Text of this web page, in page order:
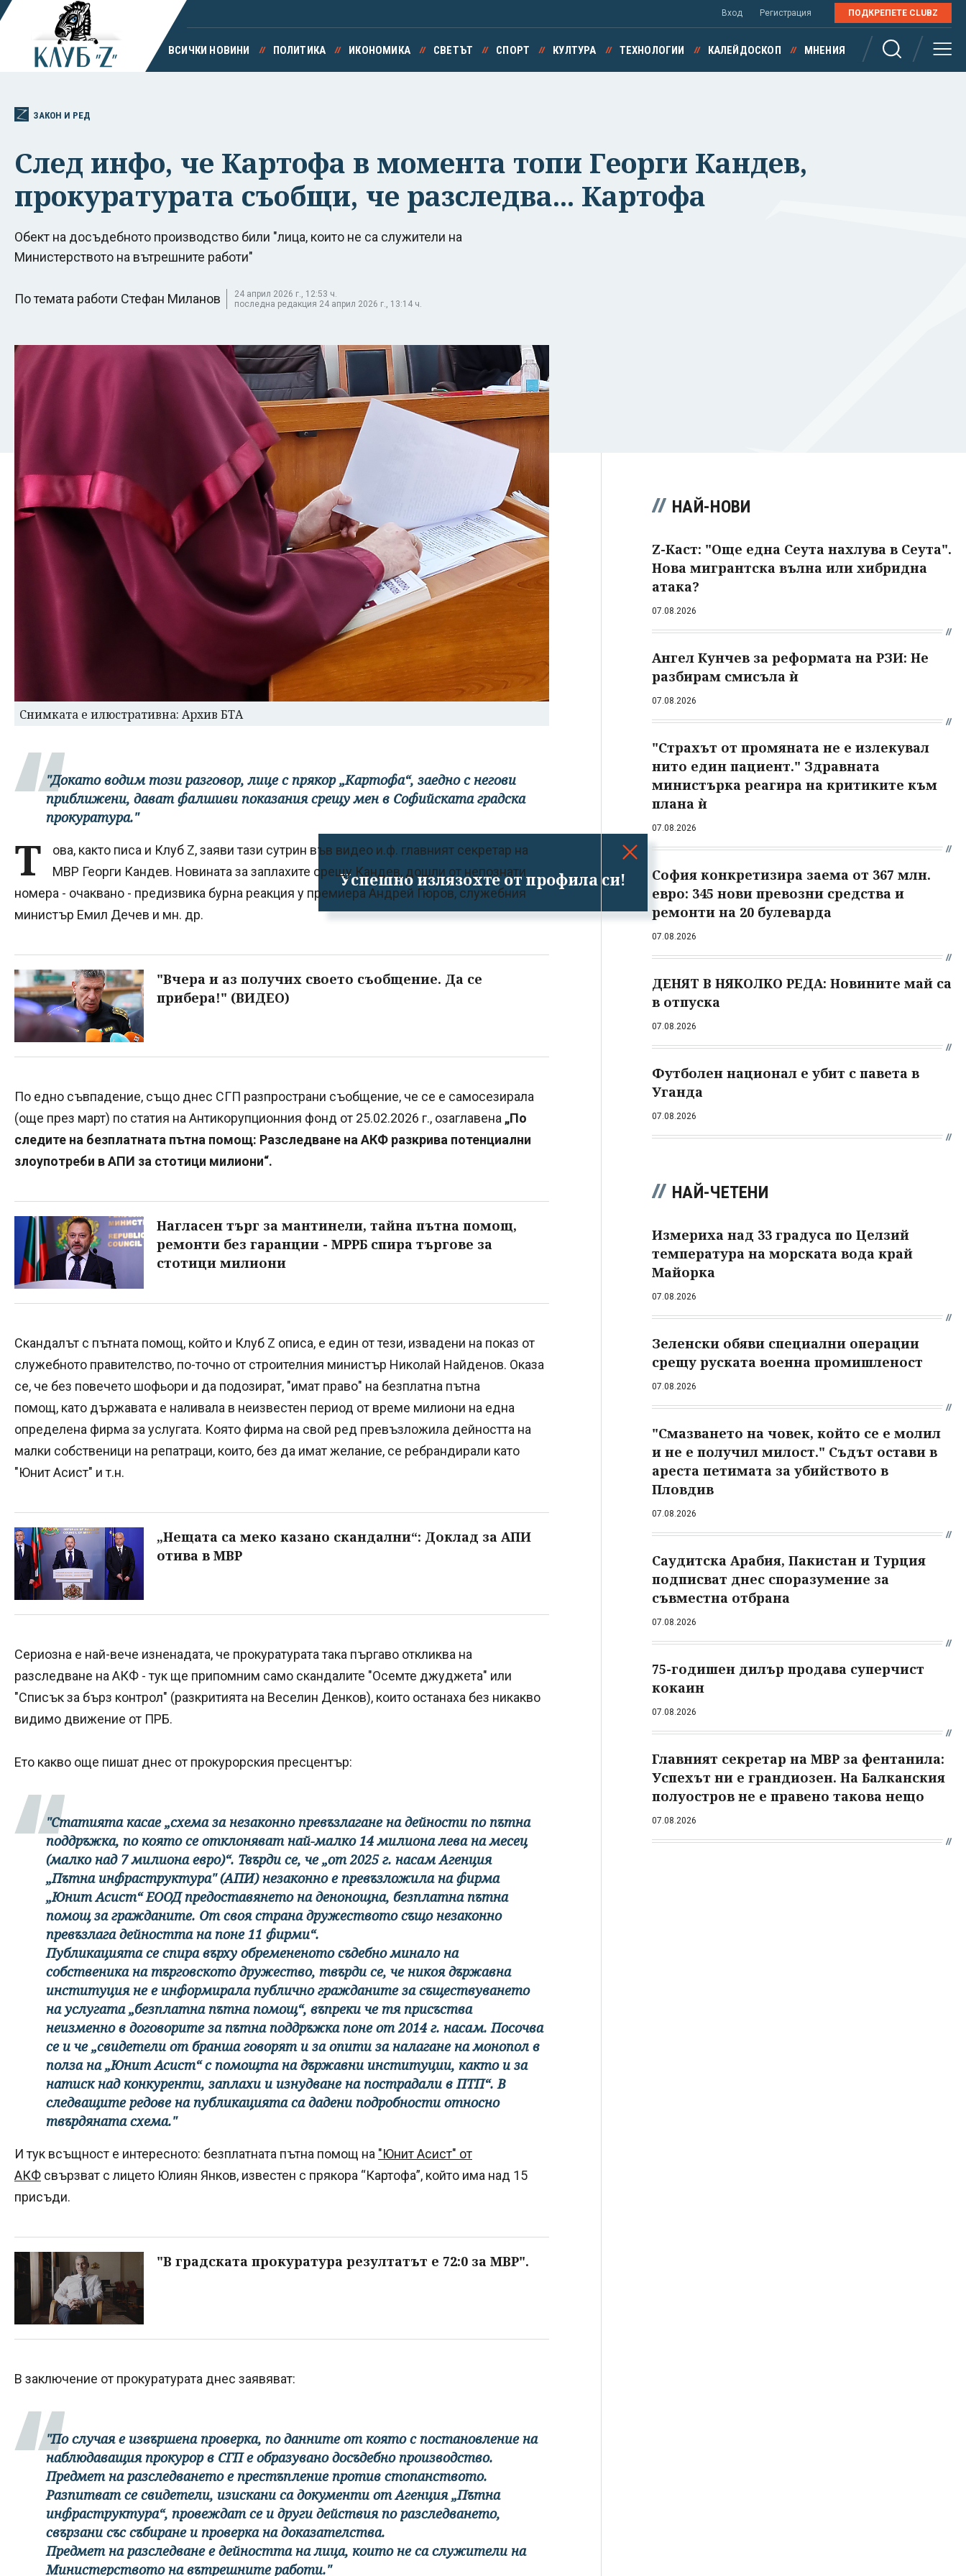
Успешно излязохте от профила си!
Вход Регистрация ПОДКРЕПЕТЕ CLUBZ
ВСИЧКИ НОВИНИ ПОЛИТИКА ИКОНОМИКА СВЕТЪТ СПОРТ КУЛТУРА ТЕХНОЛОГИИ КАЛЕЙДОСКОП МНЕНИЯ
ЗАКОН И РЕД
След инфо, че Картофа в момента топи Георги Кандев,
прокуратурата съобщи, че разследва... Картофа
Обект на досъдебното производство били "лица, които не са служители на
Министерството на вътрешните работи"
По темата работи Стефан Миланов
24 април 2026 г., 12:53 ч.
последна редакция 24 април 2026 г., 13:14 ч.
Снимката е илюстративна: Архив БТА
"Докато водим този разговор, лице с прякор „Картофа“, заедно с негови
приближени, дават фалшиви показания срещу мен в Софийската градска
прокуратура."
Т
ова, както писа и Клуб Z, заяви тази сутрин във видео и.ф. главният секретар на
МВР Георги Кандев. Новината за заплахите срещу Кандев, дошли от непознати
номера - очаквано - прeдизвика бурна реакция у премиера Андрей Гюров, служебния
министър Емил Дечев и мн. др.
"Вчера и аз получих своето съобщение. Да се
прибера!" (ВИДЕО)
По едно съвпадение, също днес СГП разпространи съобщение, че се е самосезирала
(още през март) по статия на Антикорупционния фонд от 25.02.2026 г., озаглавена „По
следите на безплатната пътна помощ: Разследване на АКФ разкрива потенциални
злоупотреби в АПИ за стотици милиони“.
Нагласен търг за мантинели, тайна пътна помощ,
ремонти без гаранции - МРРБ спира търгове за
стотици милиони
Скандалът с пътната помощ, който и Клуб Z описа, е един от тези, извадени на показ от
служебното правителство, по-точно от строителния министър Николай Найденов. Оказа
се, че без повечето шофьори и да подозират, "имат право" на безплатна пътна
помощ, като държавата е наливала в неизвестен период от време милиони на една
определена фирма за услугата. Която фирма на свой ред превъзложила дейността на
малки собственици на репатраци, които, без да имат желание, се ребрандирали като
"Юнит Асист" и т.н.
„Нещата са меко казано скандални“: Доклад за АПИ
отива в МВР
Сериозна е най-вече изненадата, че прокуратурата така пъргаво откликва на
разследване на АКФ - тук ще припомним само скандалите "Осемте джуджета" или
"Списък за бърз контрол" (разкритията на Веселин Денков), които останаха без никакво
видимо движение от ПРБ.
Ето какво още пишат днес от прокурорския пресцентър:
"Статията касае „схема за незаконно превъзлагане на дейности по пътна
поддръжка, по която се отклоняват най-малко 14 милиона лева на месец
(малко над 7 милиона евро)“. Твърди се, че „от 2025 г. насам Агенция
„Пътна инфраструктура" (АПИ) незаконно е превъзложила на фирма
„Юнит Асист“ ЕООД предоставянето на денонощна, безплатна пътна
помощ за гражданите. От своя страна дружеството също незаконно
превъзлага дейността на поне 11 фирми“.
Публикацията се спира върху обремененото съдебно минало на
собственика на търговското дружество, твърди се, че никоя държавна
институция не е информирала публично гражданите за съществуването
на услугата „безплатна пътна помощ“, въпреки че тя присъства
неизменно в договорите за пътна поддръжка поне от 2014 г. насам. Посочва
се и че „свидетели от бранша говорят и за опити за налагане на монопол в
полза на „Юнит Асист“ с помощта на държавни институции, както и за
натиск над конкуренти, заплахи и изнудване на пострадали в ПТП“. В
следващите редове на публикацията са дадени подробности относно
твърдяната схема."
И тук всъщност е интересното: безплатната пътна помощ на "Юнит Асист" от
АКФ свързват с лицето Юлиян Янков, известен с прякора “Картофа”, който има над 15
присъди.
"В градската прокуратура резултатът е 72:0 за МВР".
В заключение от прокуратурата днес заявяват:
"По случая е извършена проверка, по данните от която с постановление на
наблюдаващия прокурор в СГП е образувано досъдебно производство.
Предмет на разследването е престъпление против стопанството.
Разпитват се свидетели, изискани са документи от Агенция „Пътна
инфраструктура“, провеждат се и други действия по разследването,
свързани със събиране и проверка на доказателства.
Предмет на разследване е дейността на лица, които не са служители на
Министерството на вътрешните работи."
НАЙ-НОВИ
Z-Каст: "Още една Сеута нахлува в Сеута".
Нова мигрантска вълна или хибридна
атака?
07.08.2026
Ангел Кунчев за реформата на РЗИ: Не
разбирам смисъла ѝ
07.08.2026
"Страхът от промяната не е излекувал
нито един пациент." Здравната
министърка реагира на критиките към
плана ѝ
07.08.2026
София конкретизира заема от 367 млн.
евро: 345 нови превозни средства и
ремонти на 20 булеварда
07.08.2026
ДЕНЯТ В НЯКОЛКО РЕДА: Новините май са
в отпуска
07.08.2026
Футболен национал е убит с павета в
Уганда
07.08.2026
НАЙ-ЧЕТЕНИ
Измериха над 33 градуса по Целзий
температура на морската вода край
Майорка
07.08.2026
Зеленски обяви специални операции
срещу руската военна промишленост
07.08.2026
"Смазването на човек, който се е молил
и не е получил милост." Съдът остави в
ареста петимата за убийството в
Пловдив
07.08.2026
Саудитска Арабия, Пакистан и Турция
подписват днес споразумение за
съвместна отбрана
07.08.2026
75-годишен дилър продава суперчист
кокаин
07.08.2026
Главният секретар на МВР за фентанила:
Успехът ни е грандиозен. На Балканския
полуостров не е правено такова нещо
07.08.2026